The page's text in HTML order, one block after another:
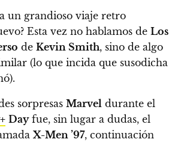
un grandioso viaje retro
Esta vez no hablamos de Los
de Kevin Smith, sino de algo
(lo que incida que susodicha
sorpresas Marvel durante el
Dayfue, sin lugar a dudas, el
X-Men ’97, continuación